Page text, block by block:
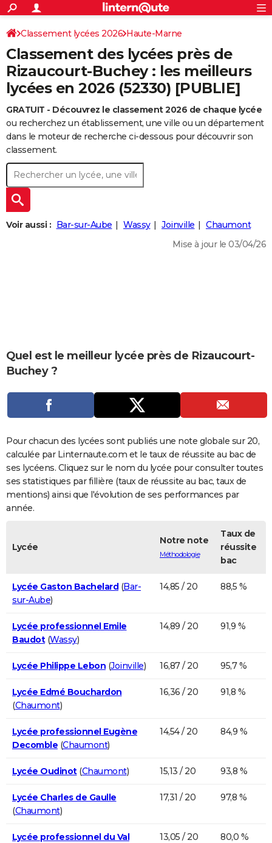
ACTUALITÉS
Politique
Société
Faits Divers
Education
Monde
Villes
+
SPORT
Coupe du monde 2026
Football
Tennis
Cyclisme
Rugby
Forum
CULTURE
Programme TV
TNT
Streaming
Cinéma
Sorties cinéma
Musique
+FINANCE
Retraite
Impôts
Epargne
Immobilier
Risques naturels par ville
Banque
Assurance
Crédit
AUTO
Essais
Réserver un essai
Citadines
Berlines
SUV
Forum auto
+
HIGH-TECH
BRICOLAGE
Forum
Aménagement intérieur
Extérieur
Cuisine
Salle de bains
Jardinage
Rangement
+WEEK-END
Guides de France
Escapades
Patrimoine
Expositions
Musées
Week-end nature
+
LIFESTYLE
CARTE DE VOEUX
Dictionnaire
Biographies
Expressions
Proverbes
PROGRAMME TV
COPAINS D'AVANT
S'inscrire
Se connecter
Lycées
Collèges
Primaires
Universités
Entreprises
Service militaire
Avis de recherche
AVIS DE DÉCÈS
FORUM
Bricolage
Lifestyle
Culture
Sport
Auto
Television
Voyage
Cinema
S'inscrire
Connexion
Classement lycées 2026 Haute-Marne
Classement des lycées près de
Rizaucourt-Buchey : les meilleurs
lycées en 2026 (52330) [PUBLIE]
GRATUIT - Découvrez le classement 2026 de chaque lycée
ou recherchez un établissement, une ville ou un département
dans le moteur de recherche ci-dessous pour découvrir son
classement.
Voir aussi : Bar-sur-Aube Wassy Joinville
Chaumont
Mise à jour le 03/04/26
Quel est le meilleur lycée près de Rizaucourt-
Buchey ?
Pour chacun des lycées sont publiés une note globale sur 20,
calculée par Linternaute.com et le taux de réussite au bac de
ses lycéens. Cliquez sur le nom du lycée pour consulter toutes
ses statistiques par fillière (taux de réussite au bac, taux de
mentions) ainsi que l'évolution de ses performances par
année.
Lycée
Notre note
Méthodologie
Taux de
réussite
bac
Lycée Gaston Bachelard(Bar-
sur-Aube)
14,85 / 20 88,5 %
Lycée professionnel Emile
Baudot(Wassy)
14,89 / 20 91,9 %
Lycée Philippe Lebon (Joinville) 16,87 / 20 95,7 %
Lycée Edmé Bouchardon
(Chaumont)
16,36 / 20 91,8 %
Lycée professionnel Eugène
Decomble (Chaumont)
14,54 / 20 84,9 %
Lycée Oudinot(Chaumont) 15,13 / 20 93,8 %
Lycée Charles de Gaulle
(Chaumont)
17,31 / 20 97,8 %
Lycée professionnel du Val
13,05 / 20 80,0 %